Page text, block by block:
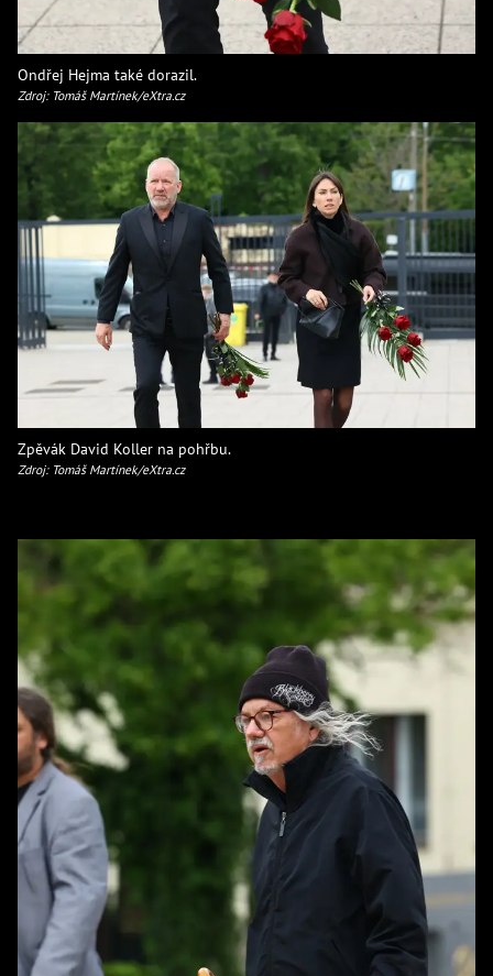
Ondřej Hejma také dorazil.
Zdroj: Tomáš Martínek/eXtra.cz
Zpěvák David Koller na pohřbu.
Zdroj: Tomáš Martínek/eXtra.cz